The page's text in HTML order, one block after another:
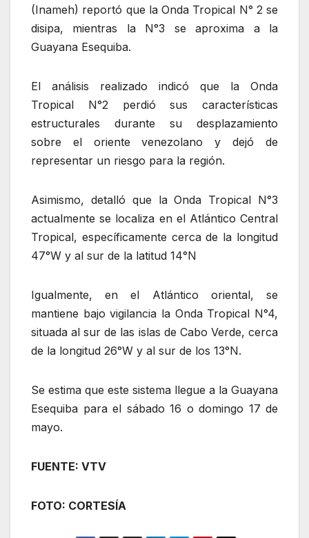
(Inameh) reportó que la Onda Tropical N° 2 se
disipa, mientras la N°3 se aproxima a la
Guayana Esequiba.
El análisis realizado indicó que la Onda
Tropical N°2 perdió sus características
estructurales durante su desplazamiento
sobre el oriente venezolano y dejó de
representar un riesgo para la región.
Asimismo, detalló que la Onda Tropical N°3
actualmente se localiza en el Atlántico Central
Tropical, específicamente cerca de la longitud
47°W y al sur de la latitud 14°N
Igualmente, en el Atlántico oriental, se
mantiene bajo vigilancia la Onda Tropical N°4,
situada al sur de las islas de Cabo Verde, cerca
de la longitud 26°W y al sur de los 13°N.
Se estima que este sistema llegue a la Guayana
Esequiba para el sábado 16 o domingo 17 de
mayo.
FUENTE: VTV
FOTO: CORTESÍA